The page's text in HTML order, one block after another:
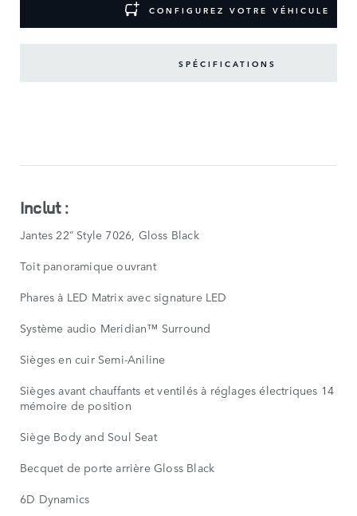
CONFIGUREZ VOTRE VÉHICULE
SPÉCIFICATIONS
MOINS
Inclut :
Jantes 22” Style 7026, Gloss Black
Toit panoramique ouvrant
Phares à LED Matrix avec signature LED
Système audio Meridian™ Surround
Sièges en cuir Semi-Aniline
Sièges avant chauffants et ventilés à réglages électriques 14
mémoire de position
Siège Body and Soul Seat
Becquet de porte arrière Gloss Black
6D Dynamics